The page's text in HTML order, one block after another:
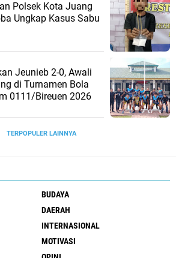
Polsek Kota Juang
Ungkap Kasus Sabu
Jeunieb 2-0, Awali
di Turnamen Bola
0111/Bireuen 2026
TERPOPULER LAINNYA
BUDAYA
DAERAH
INTERNASIONAL
MOTIVASI